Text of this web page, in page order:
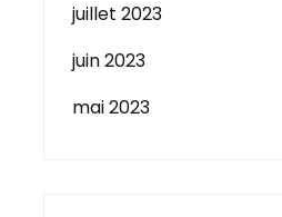
juillet 2023
juin 2023
mai 2023